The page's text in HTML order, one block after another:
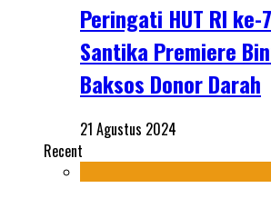
Peringati HUT RI ke-
Santika Premiere
Baksos Donor Darah
21 Agustus 2024
Recent